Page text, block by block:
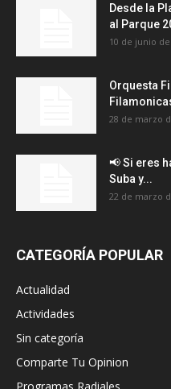
Desde la
al Parque
10 de junio de
Orquesta
28 de marzo
📢 Si eres
Suba y...
22 de marzo
CATEGORÍA POPULAR
Actualidad
Actividades
Sin categoría
Comparte Tu Opinion